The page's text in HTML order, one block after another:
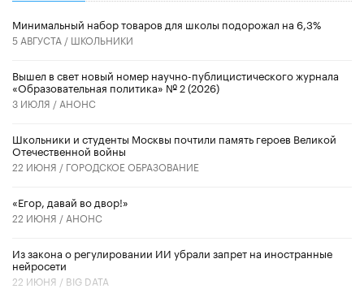
Минимальный набор товаров для школы подорожал на 6,3%
5 АВГУСТА / ШКОЛЬНИКИ
Вышел в свет новый номер научно-публицистического журнала
«Образовательная политика» № 2 (2026)
3 ИЮЛЯ / АНОНС
Школьники и студенты Москвы почтили память героев Великой
Отечественной войны
22 ИЮНЯ / ГОРОДСКОЕ ОБРАЗОВАНИЕ
«Егор, давай во двор!»
22 ИЮНЯ / АНОНС
Из закона о регулировании ИИ убрали запрет на иностранные
нейросети
22 ИЮНЯ / BIG DATA